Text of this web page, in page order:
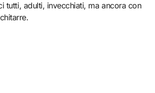
tutti, adulti, invecchiati, ma ancora con